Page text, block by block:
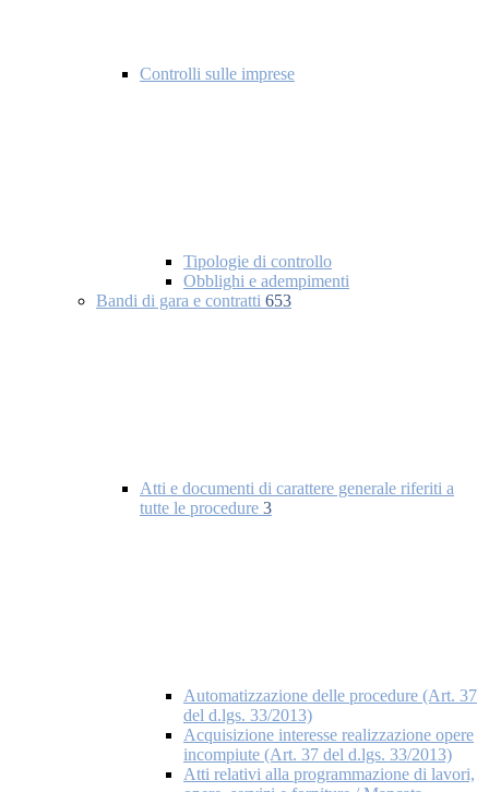
Controlli sulle imprese
Tipologie di controllo
Obblighi e adempimenti
Bandi di gara e contratti 653
Atti e documenti di carattere generale riferiti a
tutte le procedure 3
Automatizzazione delle procedure (Art. 37
del d.lgs. 33/2013)
Acquisizione interesse realizzazione opere
incompiute (Art. 37 del d.lgs. 33/2013)
Atti relativi alla programmazione di lavori,